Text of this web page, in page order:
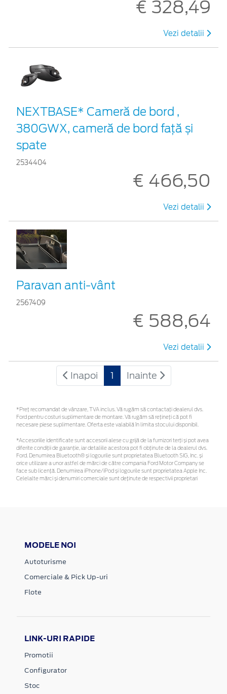
€ 328,49
Vezi detalii
NEXTBASE* Cameră de bord ,
380GWX, cameră de bord față și
spate
2534404
€ 466,50
Vezi detalii
Paravan anti-vânt
2567409
€ 588,64
Vezi detalii
Inapoi 1 Inainte
*Preţ recomandat de vânzare, TVA inclus. Vă rugăm să contactaţi dealerul dvs.
Ford pentru costuri suplimentare de montare. Vă rugăm să rețineți că pot fi
necesare piese suplimentare. Oferta este valabilă în limita stocului disponibil.
*Accesoriile identificate sunt accesorii alese cu grijă de la furnizori terți și pot avea
diferite condiții de garanție, iar detaliile acestora pot fi obținute de la dealerul dvs.
Ford. Denumirea Bluetooth® și logourile sunt proprietatea Bluetooth SIG, Inc. și
orice utilizare a unor astfel de mărci de către compania Ford Motor Company se
face sub licență. Denumirea iPhone/iPod și logourile sunt proprietatea Apple Inc.
Celelalte mărci și denumiri comerciale sunt deținute de respectivii proprietari
MODELE NOI
Autoturisme
Comerciale & Pick Up-uri
Flote
LINK-URI RAPIDE
Promotii
Configurator
Stoc